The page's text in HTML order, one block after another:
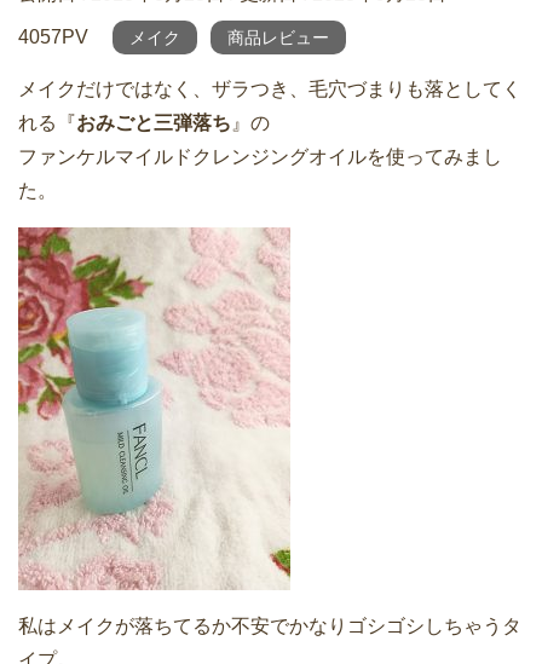
4057PV メイク 商品レビュー
メイクだけではなく、ザラつき、毛穴づまりも落としてく
れる『おみごと三弾落ち 』の
ファンケルマイルドクレンジングオイルを使ってみまし
た。
私はメイクが落ちてるか不安でかなりゴシゴシしちゃうタ
イプ。